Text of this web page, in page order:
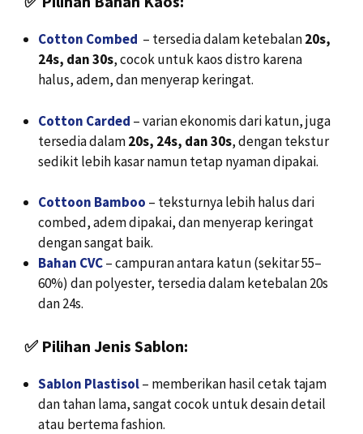
Cotton Combed – tersedia dalam ketebalan20s,
24s, dan 30s, cocok untuk kaos distro karena
halus, adem, dan menyerap keringat.
Cotton Carded – varian ekonomis dari katun, juga
tersedia dalam20s, 24s, dan 30s, dengan tekstur
sedikit lebih kasar namun tetap nyaman dipakai.
Cottoon Bamboo – teksturnya lebih halus dari
combed, adem dipakai, dan menyerap keringat
dengan sangat baik.
Bahan CVC– campuran antara katun (sekitar 55–
60%) dan polyester, tersedia dalam ketebalan 20s
dan 24s.
✅ Pilihan Jenis Sablon:
Sablon Plastisol– memberikan hasil cetak tajam
dan tahan lama, sangat cocok untuk desain detail
atau bertema fashion.